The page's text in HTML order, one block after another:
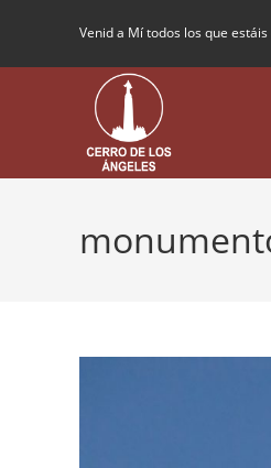
Venid a Mí todos los que